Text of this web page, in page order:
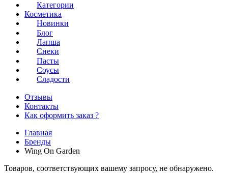
Категории
Косметика
Новинки
Блог
Лапша
Снеки
Пасты
Соусы
Сладости
Отзывы
Контакты
Как оформить заказ ?
Главная
Бренды
Wing On Garden
Товаров, соответствующих вашему запросу, не обнаружено.